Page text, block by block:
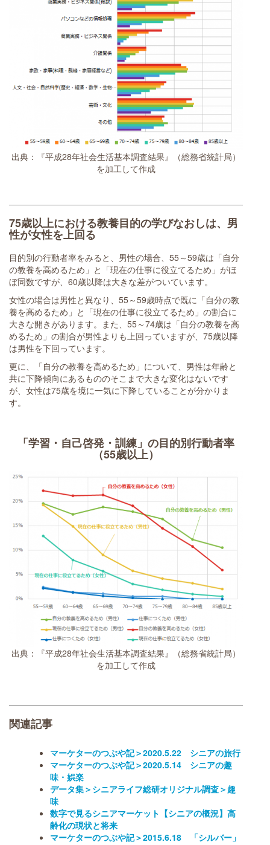
出典：『平成28年社会生活基本調査結果』（総務省統計局）
を加工して作成
75歳以上における教養目的の学びなおしは、男
性が女性を上回る
目的別の行動者率をみると、男性の場合、55～59歳は「自分
の教養を高めるため」と「現在の仕事に役立てるため」がほ
ぼ同数ですが、60歳以降は大きな差がついています。
女性の場合は男性と異なり、55～59歳時点で既に「自分の教
養を高めるため」と「現在の仕事に役立てるため」の割合に
大きな開きがあります。また、55～74歳は「自分の教養を高
めるため」の割合が男性よりも上回っていますが、75歳以降
は男性を下回っています。
更に、「自分の教養を高めるため」について、男性は年齢と
共に下降傾向にあるもののそこまで大きな変化はないです
が、女性は75歳を境に一気に下降していることが分かりま
す。
「学習・自己啓発・訓練」の目的別行動者率
（55歳以上）
出典：『平成28年社会生活基本調査結果』（総務省統計局）
を加工して作成
関連記事
マーケターのつぶや記＞2020.5.22 シニアの旅行
マーケターのつぶや記＞2020.5.14 シニアの趣
味・娯楽
データ集＞シニアライフ総研オリジナル調査＞趣
味
数字で見るシニアマーケット【シニアの概況】高
齢化の現状と将来
マーケターのつぶや記＞2015.6.18 「シルバー」